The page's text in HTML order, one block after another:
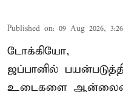
Published on: 09 Aug 2026,
டோக்கியோ,
ஜப்பானில்
உடைகளை ஆன்லைன்